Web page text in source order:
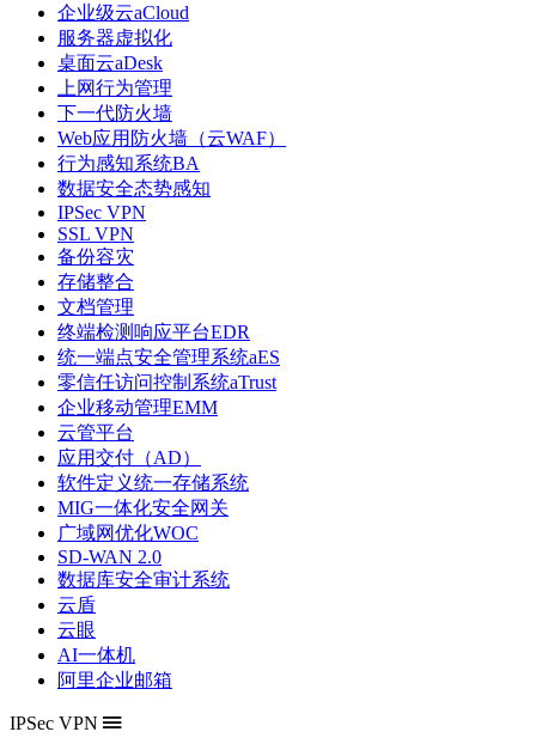
企业级云aCloud
服务器虚拟化
桌面云aDesk
上网行为管理
下一代防火墙
Web应用防火墙（云WAF）
行为感知系统BA
数据安全态势感知
IPSec VPN
SSL VPN
备份容灾
存储整合
文档管理
终端检测响应平台EDR
统一端点安全管理系统aES
零信任访问控制系统aTrust
企业移动管理EMM
云管平台
应用交付（AD）
软件定义统一存储系统
MIG一体化安全网关
广域网优化WOC
SD-WAN 2.0
数据库安全审计系统
云盾
云眼
AI一体机
阿里企业邮箱
IPSec VPN